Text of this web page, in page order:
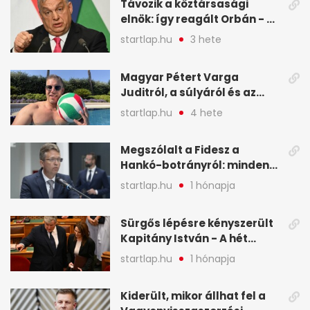
Távozik a köztársasági
elnök: így reagált Orbán - A
hét legfontosabb hírei
képekben
startlap.hu 3 hete
Magyar Pétert Varga
Juditról, a súlyáról és az
alvásidejéről is faggatták a
Redditen, sok kérdésre sírva
A hét legfontosabb hírei
képekben
startlap.hu 4 hete
Megszólalt a Fidesz a
Hankó-botrányról: minden
forint jó helyre ment - A hét
legfontosabb hírei
startlap.hu 1 hónapja
Sürgős lépésre kényszerült
Kapitány István - A hét
legfontosabb hírei
képekben
startlap.hu 1 hónapja
Kiderült, mikor állhat fel a